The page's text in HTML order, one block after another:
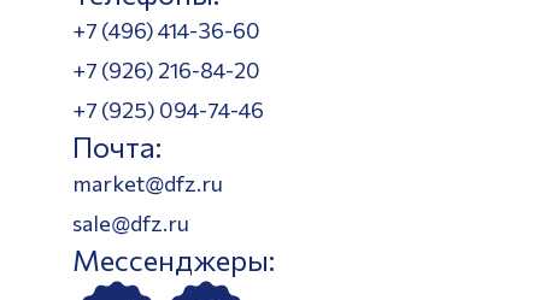
+7 (496) 414-36-60
+7 (926) 216-84-20
+7 (925) 094-74-46
Почта:
market@dfz.ru
sale@dfz.ru
Мессенджеры: